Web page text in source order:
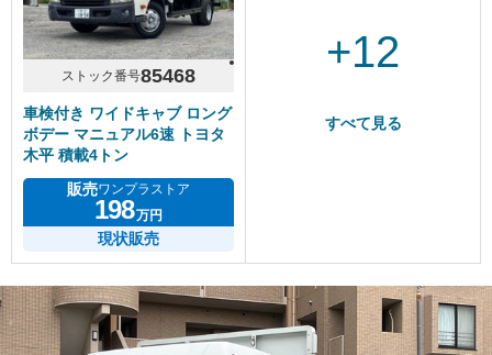
ストック番号85468
車検付き ワイドキャブ ロング
ボデー マニュアル6速 トヨタ
木平 積載4トン
販売ワンプラストア
198万円
現状販売
+12
すべて見る